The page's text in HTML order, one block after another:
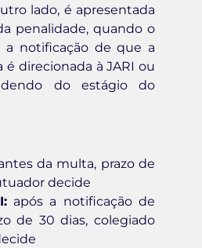
lado, é apresentada
penalidade, quando o
notificação de que a
é direcionada à JARI ou
do estágio do
da multa, prazo de
decide
após a notificação de
de 30 dias, colegiado